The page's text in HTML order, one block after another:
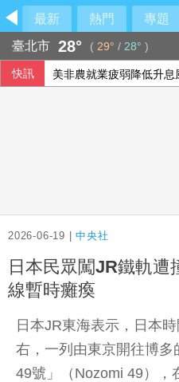
最新 熱門 專題
臺北市 28° ( 29° / 28° )
快訊 美非農就業疲弱降低升
2026-06-19 |中央社
日本民眾闖JR鐵軌
線暫時癱瘓
日本JR東海表示，日本
右，一列由東京開往博
49號」（Nozomi 49），